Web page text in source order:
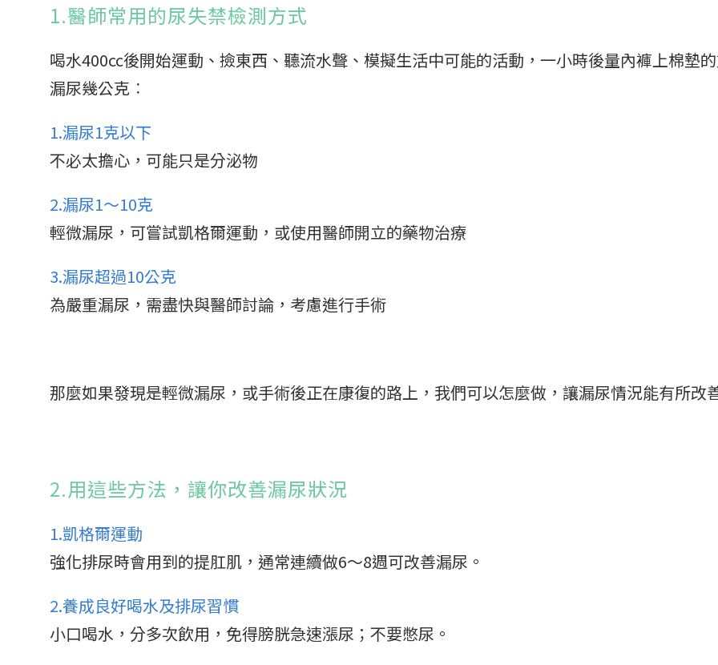
1.醫師常用的尿失禁檢測方式
喝水400cc後開始運動、撿東西、聽流水聲、模擬生活中可能的活動，一小時後量內褲上棉墊
漏尿幾公克︰
1.漏尿1克以下
不必太擔心，可能只是分泌物
2.漏尿1～10克
輕微漏尿，可嘗試凱格爾運動，或使用醫師開立的藥物治療
3.漏尿超過10公克
為嚴重漏尿，需盡快與醫師討論，考慮進行手術
那麼如果發現是輕微漏尿，或手術後正在康復的路上，我們可以怎麼做，讓漏尿情況能有所改
2.用這些方法，讓你改善漏尿狀況
1.凱格爾運動
強化排尿時會用到的提肛肌，通常連續做6～8週可改善漏尿。
2.養成良好喝水及排尿習慣
小口喝水，分多次飲用，免得膀胱急速漲尿；不要憋尿。